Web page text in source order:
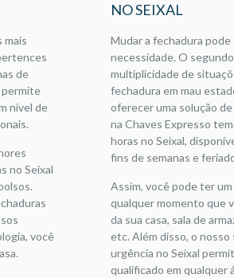
mais
de
permite
nível de
no Seixal
você
NO SEIXAL
Mudar a fechadura pode
necessidade. O
multiplicidade de
fechadura em mau
oferecer uma solução
na Chaves Expresso
horas no Seixal,
fins de semanas e
Assim, você pode ter
qualquer momento que
da sua casa, sala de
etc. Além disso, o
urgência no Seixal
qualificado em qualquer